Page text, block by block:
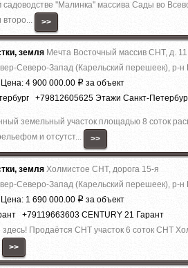
''Малинка'' массива Сады во
>>
земля Мечта Восточный массив СНТ, д. 11
Северо-Запад (Карельский перешеек), р-н
4 900 000.00 Р за объект
+79812605625 Этажи Санкт-
земельный участок площадью 8 соток
и отсутст...
>>
земля Холмистое СНТ, дорога 15-я
Северо-Запад (Карельский перешеек), р-н
1 690 000.00 Р за объект
+79119663603 CENTURY 21 Гарант
Прoдаётcя СНТ учacтoк 6 coток СНТ
>>